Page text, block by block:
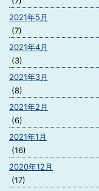
2021年5月
(7)
2021年4月
(3)
2021年3月
(8)
2021年2月
(6)
2021年1月
(16)
2020年12月
(17)